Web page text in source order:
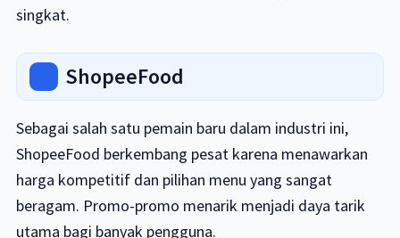
singkat.
ShopeeFood
Sebagai salah satu pemain baru dalam industri ini,
ShopeeFood berkembang pesat karena menawarkan
harga kompetitif dan pilihan menu yang sangat
beragam. Promo-promo menarik menjadi daya tarik
utama bagi banyak pengguna.